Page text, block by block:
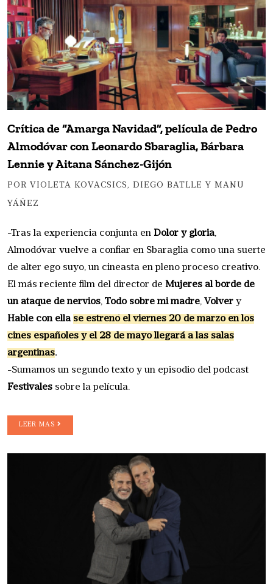
Crítica de “Amarga Navidad”, película de Pedro
Almodóvar con Leonardo Sbaraglia, Bárbara
Lennie y Aitana Sánchez-Gijón
POR VIOLETA KOVACSICS, DIEGO BATLLE Y MANU
YÁÑEZ
-Tras la experiencia conjunta en Dolor y gloria,
Almodóvar vuelve a confiar en Sbaraglia como una suerte
de alter ego suyo, un cineasta en pleno proceso creativo.
El más reciente film del director de Mujeres al borde de
un ataque de nervios, Todo sobre mi madre, Volver y
Hable con ella se estrenó el viernes 20 de marzo en los
cines españoles y el 28 de mayo llegará a las salas
argentinas.
-Sumamos un segundo texto y un episodio del podcast
Festivales sobre la película.
LEER MAS